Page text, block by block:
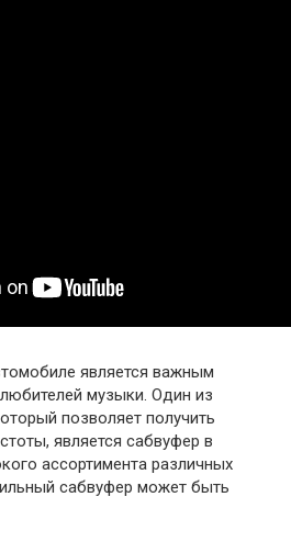
является важным
музыки. Один из
позволяет получить
является сабвуфер в
ассортимента различных
сабвуфер может быть